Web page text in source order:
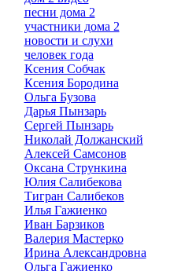
песни дома 2
участники дома 2
новости и слухи
человек года
Ксения Собчак
Ксения Бородина
Ольга Бузова
Дарья Пынзарь
Сергей Пынзарь
Николай Должанский
Алексей Самсонов
Оксана Стрункина
Юлия Салибекова
Тигран Салибеков
Илья Гажиенко
Иван Барзиков
Валерия Мастерко
Ирина Александровна
Ольга Гажиенко